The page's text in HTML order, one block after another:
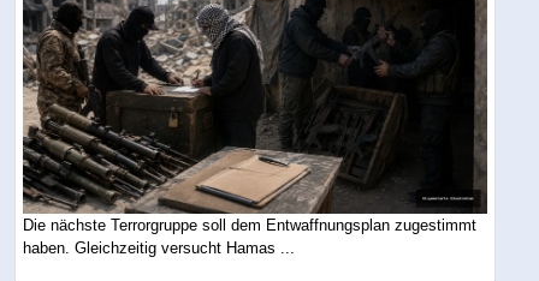
Die nächste Terrorgruppe soll dem Entwaffnungsplan zugestimmt
haben. Gleichzeitig versucht Hamas ...